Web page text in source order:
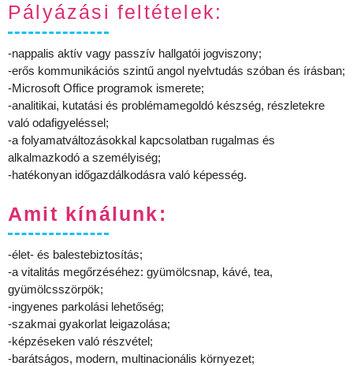
Pályázási feltételek:
-nappalis aktív vagy passzív hallgatói jogviszony;
-erős kommunikációs szintű angol nyelvtudás szóban és írásban;
-Microsoft Office programok ismerete;
-analitikai, kutatási és problémamegoldó készség, részletekre
való odafigyeléssel;
-a folyamatváltozásokkal kapcsolatban rugalmas és
alkalmazkodó a személyiség;
-hatékonyan időgazdálkodásra való képesség.
Amit kínálunk:
-élet- és balestebiztosítás;
-a vitalitás megőrzéséhez: gyümölcsnap, kávé, tea,
gyümölcsszörpök;
-ingyenes parkolási lehetőség;
-szakmai gyakorlat leigazolása;
-képzéseken való részvétel;
-barátságos, modern, multinacionális környezet;